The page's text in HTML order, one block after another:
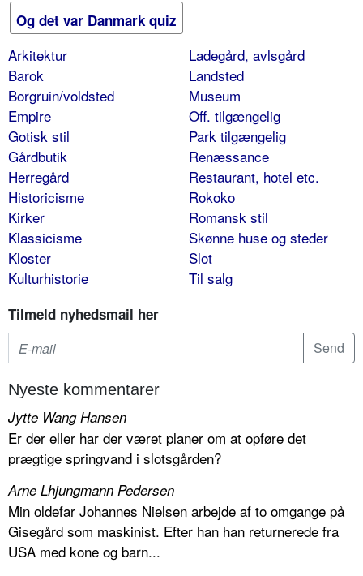
Og det var Danmark quiz
Arkitektur
Barok
Borgruin/voldsted
Empire
Gotisk stil
Gårdbutik
Herregård
Historicisme
Kirker
Klassicisme
Kloster
Kulturhistorie
Ladegård, avlsgård
Landsted
Museum
Off. tilgængelig
Park tilgængelig
Renæssance
Restaurant, hotel etc.
Rokoko
Romansk stil
Skønne huse og steder
Slot
Til salg
Tilmeld nyhedsmail her
Nyeste kommentarer
Jytte Wang Hansen
Er der eller har der været planer om at opføre det
prægtige springvand i slotsgården?
Arne Lhjungmann Pedersen
Min oldefar Johannes Nielsen arbejde af to omgange på
Gisegård som maskinist. Efter han han returnerede fra
USA med kone og barn...